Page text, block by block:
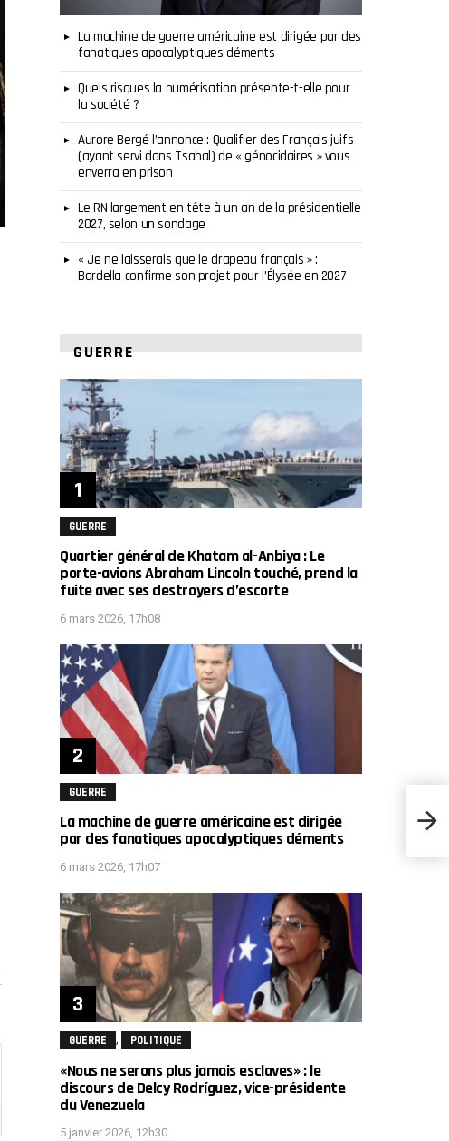
La machine de guerre américaine est dirigée par des
fanatiques apocalyptiques déments
Quels risques la numérisation présente-t-elle pour
la société ?
Aurore Bergé l’annonce : Qualifier des Français juifs
(ayant servi dans Tsahal) de « génocidaires » vous
enverra en prison
Le RN largement en tête à un an de la présidentielle
2027, selon un sondage
« Je ne laisserais que le drapeau français » :
Bardella confirme son projet pour l’Élysée en 2027
GUERRE
GUERRE
Quartier général de Khatam al-Anbiya : Le
porte-avions Abraham Lincoln touché, prend la
fuite avec ses destroyers d’escorte
6 mars 2026, 17h08
GUERRE
La machine de guerre américaine est dirigée
par des fanatiques apocalyptiques déments
6 mars 2026, 17h07
GUERRE , POLITIQUE
«Nous ne serons plus jamais esclaves» : le
discours de Delcy Rodríguez, vice-présidente
du Venezuela
5 janvier 2026, 12h30